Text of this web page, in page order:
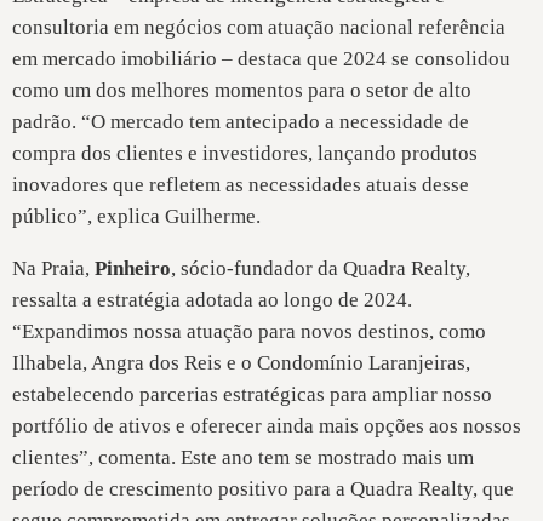
consultoria em negócios com atuação nacional referência
em mercado imobiliário – destaca que 2024 se consolidou
como um dos melhores momentos para o setor de alto
padrão. “O mercado tem antecipado a necessidade de
compra dos clientes e investidores, lançando produtos
inovadores que refletem as necessidades atuais desse
público”, explica Guilherme.
Na Praia, Pinheiro, sócio-fundador da Quadra Realty,
ressalta a estratégia adotada ao longo de 2024.
“Expandimos nossa atuação para novos destinos, como
Ilhabela, Angra dos Reis e o Condomínio Laranjeiras,
estabelecendo parcerias estratégicas para ampliar nosso
portfólio de ativos e oferecer ainda mais opções aos nossos
clientes”, comenta. Este ano tem se mostrado mais um
período de crescimento positivo para a Quadra Realty, que